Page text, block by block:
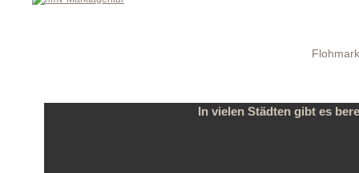
In vielen Städten gibt es